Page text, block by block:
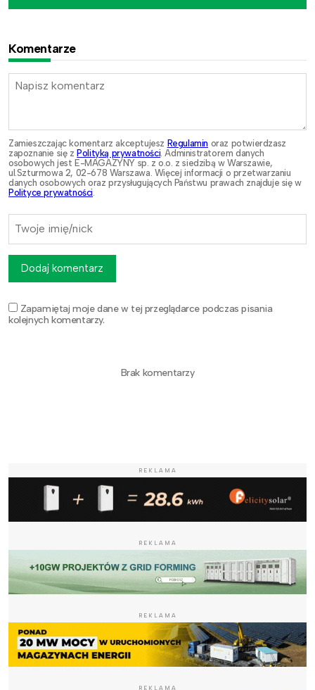
Komentarze
Zamieszczając komentarz akceptujesz Regulamin oraz potwierdzasz
zapoznanie się zPolityką prywatności . Administratorem danych
osobowych jest E-MAGAZYNY sp. z o.o. z siedzibą w Warszawie,
ul.Szturmowa 2, 02-678 Warszawa. Więcej informacji o przetwarzaniu
danych osobowych oraz przysługujących Państwu prawach znajduje się w
Polityce prywatności
Zapamiętaj moje dane w tej przeglądarce podczas pisania
kolejnych komentarzy.
Dodaj komentarz
Brak komentarzy
REKLAMA
REKLAMA
REKLAMA
REKLAMA